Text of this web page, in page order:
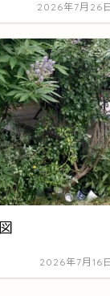
2026年7月26
2026年7月16